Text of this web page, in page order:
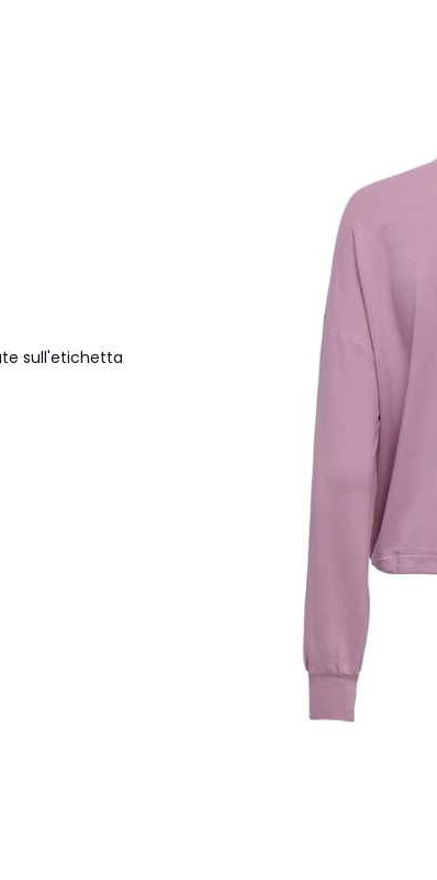
sull'etichetta